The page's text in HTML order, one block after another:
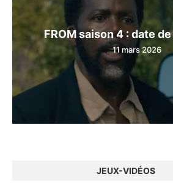
FROM saison 4 : date
11 mars 2026
JEUX-VIDÉOS